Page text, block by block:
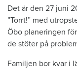
Det är den 27 juni
”Torrt!” med
Öbo planeringen
de stöter på
Familjen bor kvar i